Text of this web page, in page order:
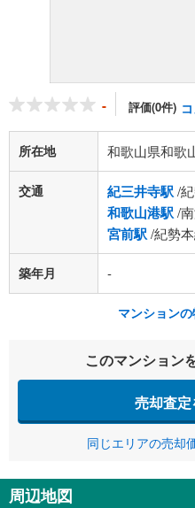
- 評価(0件)
所在地 和歌山県和歌
交通 紀三井寺駅/
和歌山港駅/
宮前駅/紀勢
築年月 -
マンション
このマンション
売却査
同じエリアの売却
周辺地図